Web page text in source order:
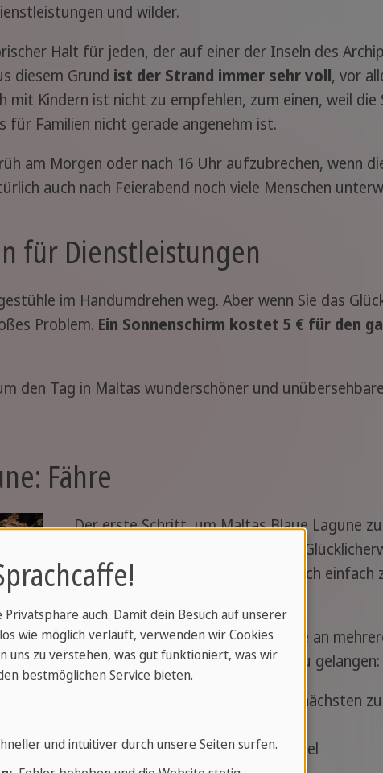
und wilder.
Halt für jeden, der auf einer der Inseln des
diesem Grund ist der Strand immer sehr voll, vor
Kindern ist nicht zu empfehlen, zum einen, weil die
für Familien nicht gerade angenehm ist.
am Morgen oder nach 16 Uhr aufzubrechen, wenn
auch nach Feierabend noch viele Menschen
für Dienstleistungen
im Handumdrehen weg. Aber wenn Sie das
Problem. Ein Sonnenschirm kostet 5 € für den
den Tag in Maltas wunderschöner und
Fähre
Der erste Schritt, um Maltas Blaue Lagune
die Ankunft auf der Insel Comino.
Reise nicht nur schnell, sondern auch einfach
Von der Insel Malta aus können Sie an
Fährenehmen, um nach Comino zu gelangen:
von der Küste von Sliema, die am nächsten
von Bugibba im Nordosten der Insel
auch. Damit dein Besuch auf unserer
wie möglich verläuft, verwenden wir Cookies
uns zu verstehen, was gut funktioniert, was wir
bestmöglichen Service bieten.
und intuitiver durch unsere Seiten surfen.